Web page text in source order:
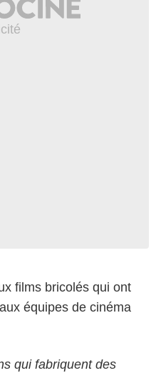
films bricolés qui ont
équipes de cinéma
qui fabriquent des